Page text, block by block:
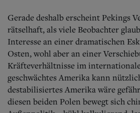
Gerade deshalb erscheint Pekings
rätselhaft, als viele Beobachter
Interesse an einer dramatischen
Osten, wohl aber an einer
Kräfteverhältnisse im
geschwächtes Amerika kann
destabilisiertes Amerika wäre
diesen beiden Polen bewegt sich